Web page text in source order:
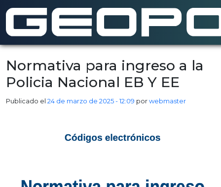
Saltar al contenido principal
Normativa para ingreso a la
Policia Nacional EB Y EE
Publicado el 24 de marzo de 2025 - 12:09 porwebmaster